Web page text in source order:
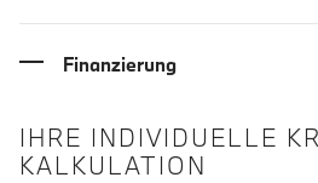
Finanzierung
IHRE INDIVIDUELLE
KALKULATION